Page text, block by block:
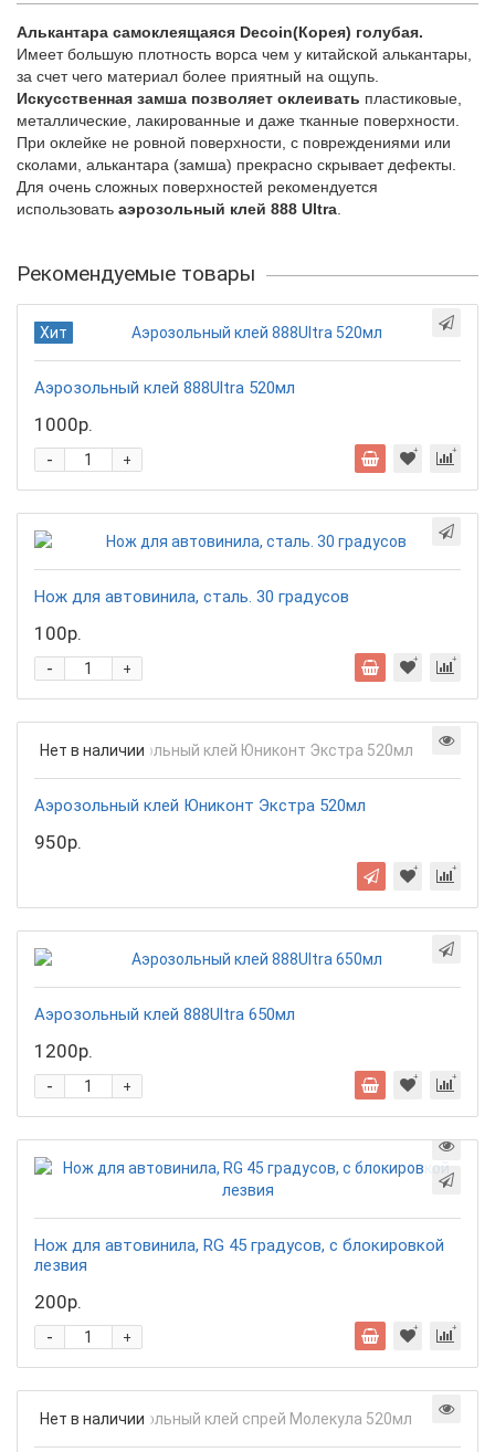
Алькантара самоклеящаяся Decoin(Корея) голубая.
Имеет большую плотность ворса чем у китайской алькантары,
за счет чего материал более приятный на ощупь.
Искусственная замша позволяет оклеивать пластиковые,
металлические, лакированные и даже тканные поверхности.
При оклейке не ровной поверхности, с повреждениями или
сколами, алькантара (замша) прекрасно скрывает дефекты.
Для очень сложных поверхностей рекомендуется
использовать аэрозольный клей 888 Ultra
Рекомендуемые товары
Хит
Аэрозольный клей 888Ultra 520мл
1000р.
+
-
Нож для автовинила, сталь. 30 градусов
100р.
+
-
Нет в наличии
Аэрозольный клей Юниконт Экстра 520мл
950р.
Аэрозольный клей 888Ultra 650мл
1200р.
+
-
Нож для автовинила, RG 45 градусов, с блокировкой
лезвия
200р.
+
-
Нет в наличии